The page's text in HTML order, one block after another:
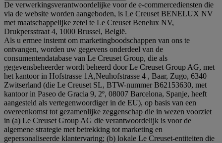
De verwerkingsverantwoordelijke voor de e-commercediensten die
via de website worden aangeboden, is Le Creuset BENELUX NV
met maatschappelijke zetel te Le Creuset Benelux NV,
Drukpersstraat 4, 1000 Brussel, België.
Als u ermee instemt om marketingboodschappen van ons te
ontvangen, worden uw gegevens onderdeel van de
consumentendatabase van Le Creuset Group, die als
gegevensbeheerder wordt beheerd door Le Creuset Group AG, met
het kantoor in Hofstrasse 1A,Neuhofstrasse 4 , Baar, Zugo, 6340
Zwitserland (die Le Creuset SL, BTW-nummer B62153630, met
kantoor in Paseo de Gracia 9, 2º, 08007 Barcelona, Spanje, heeft
aangesteld als vertegenwoordiger in de EU), op basis van een
overeenkomst tot gezamenlijke zeggenschap die in wezen voorziet
in (a) Le Creuset Group AG die verantwoordelijk is voor de
algemene strategie met betrekking tot marketing en
gepersonaliseerde klantervaring; (b) lokale Le Creuset-entiteiten die